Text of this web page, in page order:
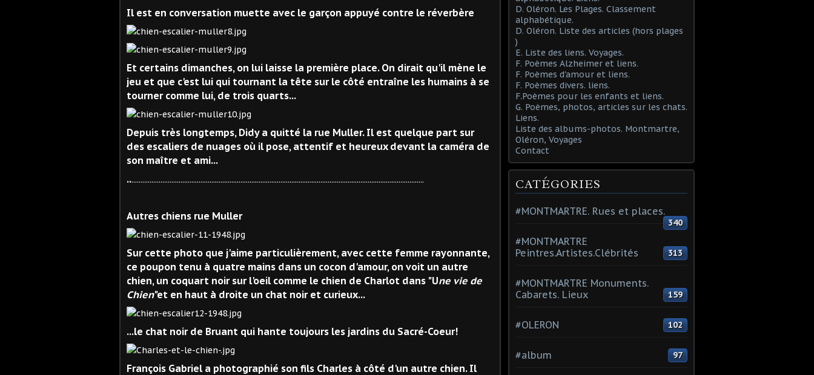
Il est en conversation muette avec le garçon appuyé contre le réverbère
Et certains dimanches, on lui laisse la première place. On dirait qu'il mène le
jeu et que c'est lui qui tournant la tête sur le côté entraîne les humains à se
tourner comme lui, de trois quarts...
Depuis très longtemps, Didy a quitté la rue Muller. Il est quelque part sur
des escaliers de nuages où il pose, attentif et heureux devant la caméra de
son maître et ami...
...................................................................................................................................................................
Autres chiens rue Muller
Sur cette photo que j'aime particulièrement, avec cette femme rayonnante,
ce poupon tenu à quatre mains dans un cocon d'amour, on voit un autre
chien, un coquart noir sur l'oeil comme le chien de Charlot dans "Une vie de
Chien"et en haut à droite un chat noir et curieux...
...le chat noir de Bruant qui hante toujours les jardins du Sacré-Coeur!
François Gabriel a photographié son fils Charles à côté d'un autre chien. Il
D. Oléron. Les Plages. Classement
alphabétique.
D. Oléron. Liste des articles (hors plages
)
E. Liste des liens. Voyages.
F. Poèmes Alzheimer et liens.
F. Poèmes d'amour et liens.
F. Poèmes divers. liens.
F.Poèmes pour les enfants et liens.
G. Poèmes, photos, articles sur les chats.
Liens.
Liste des albums-photos. Montmartre,
Oléron, Voyages
Contact
CATÉGORIES
#MONTMARTRE. Rues et places.
340
#MONTMARTRE
Peintres.Artistes.Clébrités
313
#MONTMARTRE Monuments.
Cabarets. Lieux
159
#OLERON 102
#album 97